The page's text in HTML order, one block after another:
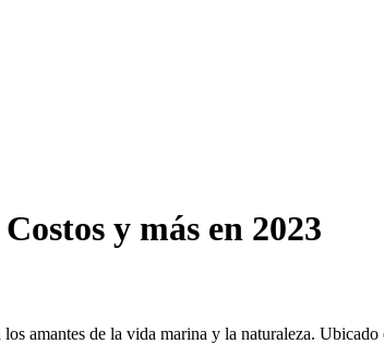
y más en 2023
amantes de la vida marina y la naturaleza.